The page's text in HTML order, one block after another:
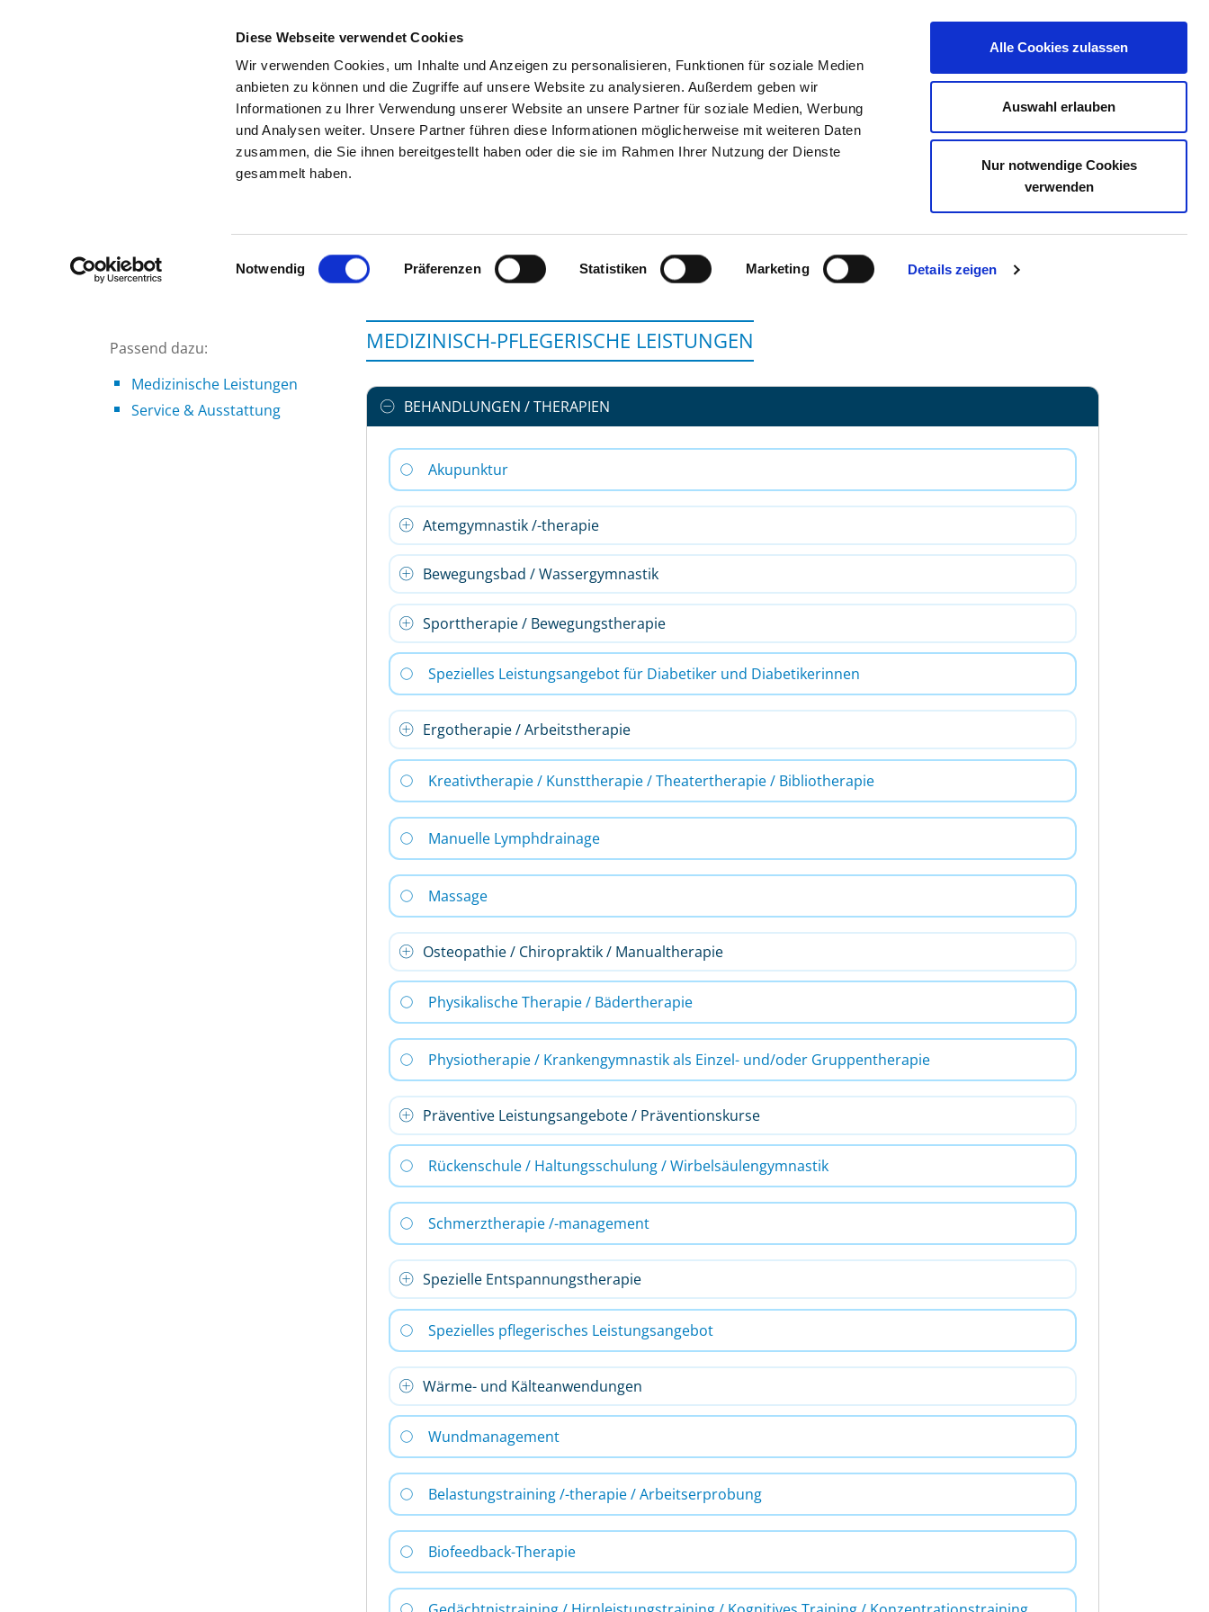
Diese Webseite verwendet Cookies
Wir verwenden Cookies, um Inhalte und Anzeigen zu personalisieren, Funktionen für soziale Medien
anbieten zu können und die Zugriffe auf unsere Website zu analysieren. Außerdem geben wir
Informationen zu Ihrer Verwendung unserer Website an unsere Partner für soziale Medien, Werbung
und Analysen weiter. Unsere Partner führen diese Informationen möglicherweise mit weiteren Daten
zusammen, die Sie ihnen bereitgestellt haben oder die sie im Rahmen Ihrer Nutzung der Dienste
gesammelt haben.
Einwilligungsauswahl
Notwendig Präferenzen Statistiken Marketing Details zeigen
Alle Cookies zulassen
Auswahl erlauben
Nur notwendige Cookies
verwenden
SUCHEN TIPPS & HILFE DAS DKV STELLENBÖRSE KONTAKT IHRE MEINUNG
Zur Krankenhaus-Startseite
Passend dazu:
Medizinische Leistungen
Service & Ausstattung
MEDIZINISCH-PFLEGERISCHE LEISTUNGEN
BEHANDLUNGEN / THERAPIEN
Akupunktur
Atemgymnastik /-therapie
Bewegungsbad / Wassergymnastik
Sporttherapie / Bewegungstherapie
Spezielles Leistungsangebot für Diabetiker und Diabetikerinnen
Ergotherapie / Arbeitstherapie
Kreativtherapie / Kunsttherapie / Theatertherapie / Bibliotherapie
Manuelle Lymphdrainage
Massage
Osteopathie / Chiropraktik / Manualtherapie
Physikalische Therapie / Bädertherapie
Physiotherapie / Krankengymnastik als Einzel- und/oder Gruppentherapie
Präventive Leistungsangebote / Präventionskurse
Rückenschule / Haltungsschulung / Wirbelsäulengymnastik
Schmerztherapie /-management
Spezielle Entspannungstherapie
Spezielles pflegerisches Leistungsangebot
Wärme- und Kälteanwendungen
Wundmanagement
Belastungstraining /-therapie / Arbeitserprobung
Biofeedback-Therapie